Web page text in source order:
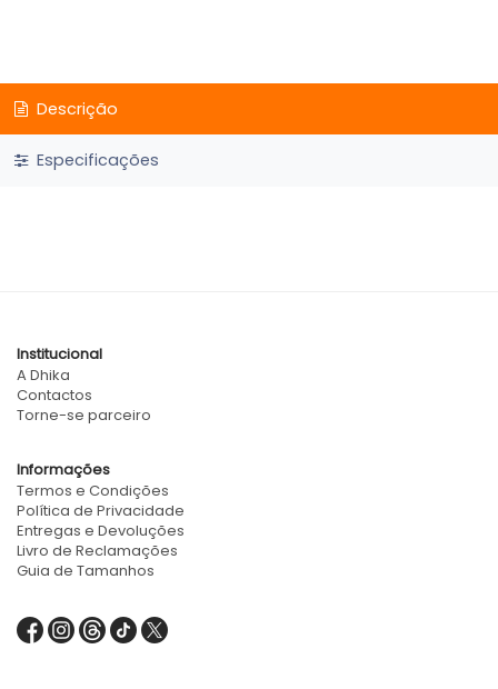
Descrição
Especificações
Institucional
A Dhika
Contactos
Torne-se parceiro
Informações
Termos e Condições
Política de Privacidade
Entregas e Devoluções
Livro de Reclamações
Guia de Tamanhos